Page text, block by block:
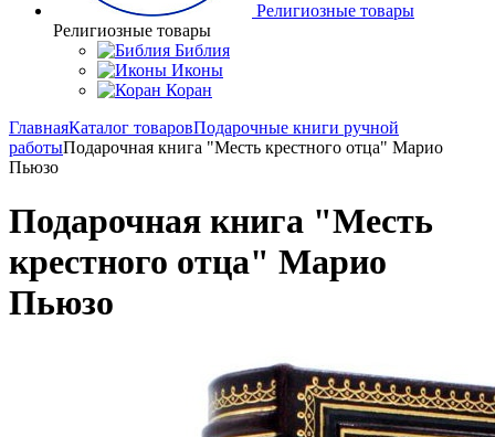
Религиозные товары
Религиозные товары
Библия
Иконы
Коран
ГлавнаяКаталог товаровПодарочные книги ручной
работыПодарочная книга "Месть крестного отца" Марио
Пьюзо
Подарочная книга "Месть
крестного отца" Марио
Пьюзо